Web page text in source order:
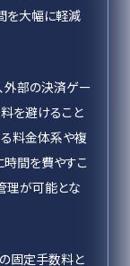
を大幅に軽減
外部の決済ゲー
を避けること
る料金体系や複
間を費やすこ
理が可能とな
固定手数料と